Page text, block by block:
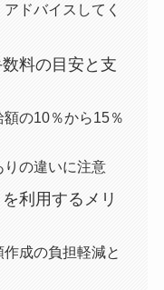
ドバイスしてく
料の目安と支
の10％から15％
りの違いに注意
利用するメリ
成の負担軽減と